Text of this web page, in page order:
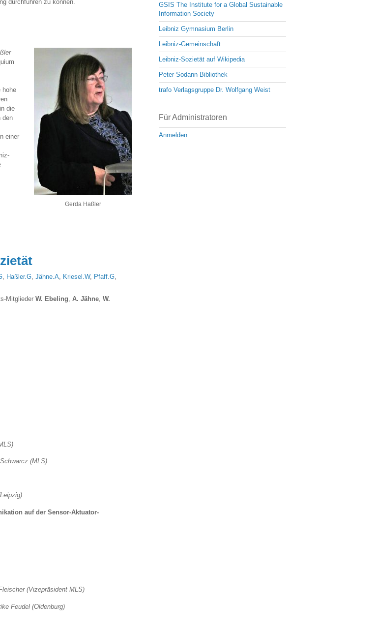
durchführen zu können.
Gerda Haßler
hohe
die
den
einer
, Haßler.G, Jähne.A, Kriesel.W, Pfaff.G,
Mitglieder W. Ebeling, A. Jähne, W.
(MLS)
auf der Sensor-Aktuator-
(Vizepräsident MLS)
Feudel (Oldenburg)
GSIS The Institute for a Global Sustainable
Information Society
Leibniz Gymnasium Berlin
Leibniz-Gemeinschaft
Leibniz-Sozietät auf Wikipedia
Peter-Sodann-Bibliothek
trafo Verlagsgruppe Dr. Wolfgang Weist
Für Administratoren
Anmelden